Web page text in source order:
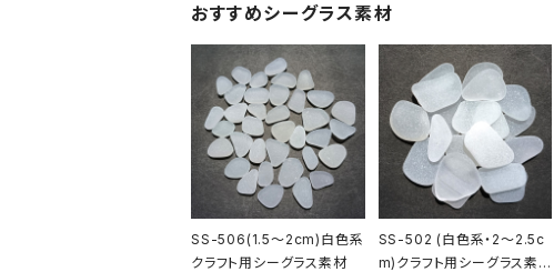
おすすめシーグラス素材
SS-506(1.5～2cm)白色系
クラフト用シーグラス素材
SS-502 (白色系・2～2.5c
m)クラフト用シーグラス素